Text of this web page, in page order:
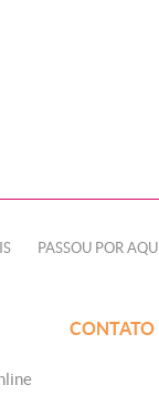
PASSOU POR AQUI
CONTATO